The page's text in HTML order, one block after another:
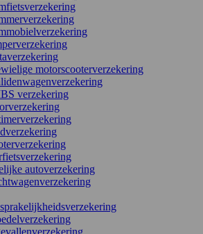
motorscooterverzekering
verzekering
autoverzekering